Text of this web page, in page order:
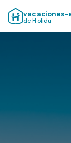
vacaciones-
de Holidu